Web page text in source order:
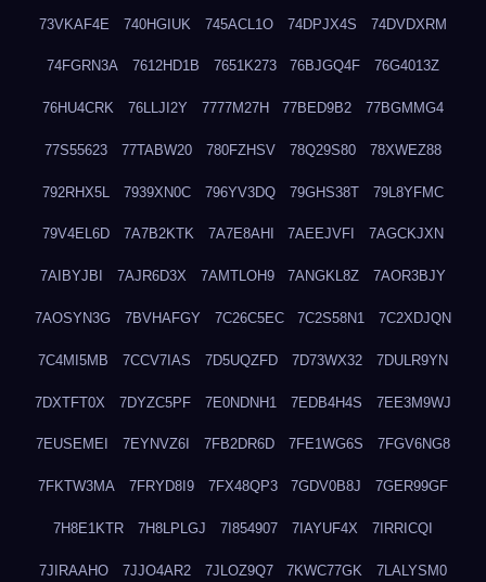
73VKAF4E 740HGIUK 745ACL1O 74DPJX4S 74DVDXRM
74FGRN3A 7612HD1B 7651K273 76BJGQ4F 76G4013Z
76HU4CRK 76LLJI2Y 7777M27H 77BED9B2 77BGMMG4
77S55623 77TABW20 780FZHSV 78Q29S80 78XWEZ88
792RHX5L 7939XN0C 796YV3DQ 79GHS38T 79L8YFMC
79V4EL6D 7A7B2KTK 7A7E8AHI 7AEEJVFI 7AGCKJXN
7AIBYJBI 7AJR6D3X 7AMTLOH9 7ANGKL8Z 7AOR3BJY
7AOSYN3G 7BVHAFGY 7C26C5EC 7C2S58N1 7C2XDJQN
7C4MI5MB 7CCV7IAS 7D5UQZFD 7D73WX32 7DULR9YN
7DXTFT0X 7DYZC5PF 7E0NDNH1 7EDB4H4S 7EE3M9WJ
7EUSEMEI 7EYNVZ6I 7FB2DR6D 7FE1WG6S 7FGV6NG8
7FKTW3MA 7FRYD8I9 7FX48QP3 7GDV0B8J 7GER99GF
7H8E1KTR 7H8LPLGJ 7I854907 7IAYUF4X 7IRRICQI
7JIRAAHO 7JJO4AR2 7JLOZ9Q7 7KWC77GK 7LALYSM0